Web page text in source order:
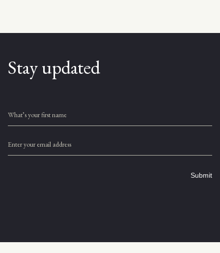
Stay updated
What’s your first name
Enter your email address
Submit